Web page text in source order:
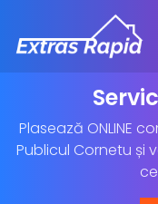
Plasează ONLINE
Publicul Cornetu și